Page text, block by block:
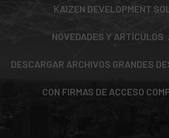
KAIZEN DEVELOPMENT
NOVEDADES Y ARTÍCULOS
DESCARGAR ARCHIVOS GRANDES
CON FIRMAS DE ACCESO